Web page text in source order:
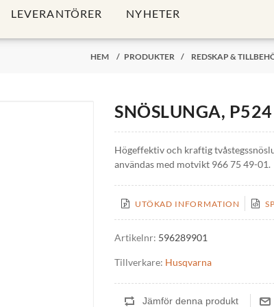
LEVERANTÖRER NYHETER
HEM / PRODUKTER / REDSKAP &
SNÖSLUNGA, P524
Högeffektiv och kraftig
användas med motvikt 966 75 49-01.
UTÖKAD INFORMATION
Artikelnr: 596289901
Tillverkare: Husqvarna